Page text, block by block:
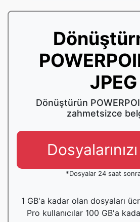
JPEG
Dönüştürün
zahmetsizce
*Dosyalar 24 saat
1 GB'a kadar olan dosyaları
Pro kullanıcılar 100 GB'a